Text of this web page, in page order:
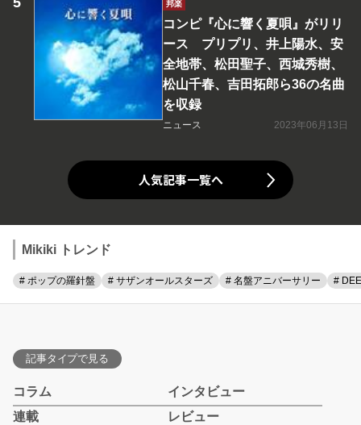
邦楽
コンピ『心に響く夏唄』がリリ
ース プリプリ、井上陽水、安
全地帯、松田聖子、西城秀樹、
松山千春、吉田拓郎ら36の名曲
を収録
ニュース 2023年06月13日
人気記事一覧へ
Mikiki トレンド
# ポップの羅針盤 # サザンオールスターズ # 名盤アニバーサリー #
記事タイプで見る
コラム
インタビュー
連載
レビュー